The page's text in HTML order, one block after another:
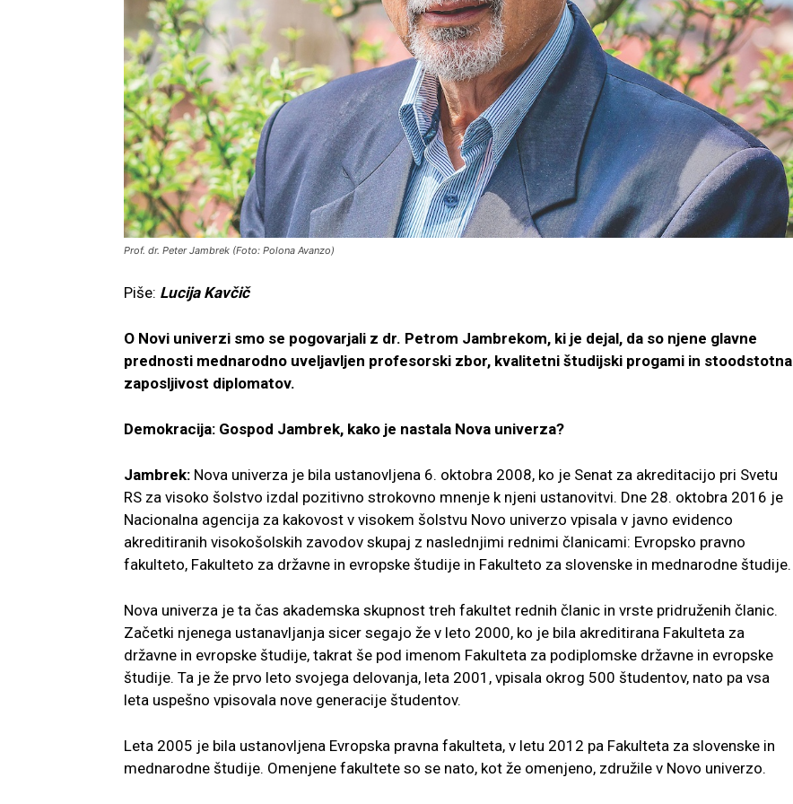
Prof. dr. Peter Jambrek (Foto: Polona Avanzo)
Piše: Lucija Kavčič
O Novi univerzi smo se pogovarjali z dr. Petrom Jambrekom, ki je dejal, da so njene glavne
prednosti mednarodno uveljavljen profesorski zbor, kvalitetni študijski progami in stoodstotna
zaposljivost diplomatov.
Demokracija: Gospod Jambrek, kako je nastala Nova univerza?
Jambrek: Nova univerza je bila ustanovljena 6. oktobra 2008, ko je Senat za akreditacijo pri Svetu
RS za visoko šolstvo izdal pozitivno strokovno mnenje k njeni ustanovitvi. Dne 28. oktobra 2016 je
Nacionalna agencija za kakovost v visokem šolstvu Novo univerzo vpisala v javno evidenco
akreditiranih visokošolskih zavodov skupaj z naslednjimi rednimi članicami: Evropsko pravno
fakulteto, Fakulteto za državne in evropske študije in Fakulteto za slovenske in mednarodne študije.
Nova univerza je ta čas akademska skupnost treh fakultet rednih članic in vrste pridruženih članic.
Začetki njenega ustanavljanja sicer segajo že v leto 2000, ko je bila akreditirana Fakulteta za
državne in evropske študije, takrat še pod imenom Fakulteta za podiplomske državne in evropske
študije. Ta je že prvo leto svojega delovanja, leta 2001, vpisala okrog 500 študentov, nato pa vsa
leta uspešno vpisovala nove generacije študentov.
Leta 2005 je bila ustanovljena Evropska pravna fakulteta, v letu 2012 pa Fakulteta za slovenske in
mednarodne študije. Omenjene fakultete so se nato, kot že omenjeno, združile v Novo univerzo.